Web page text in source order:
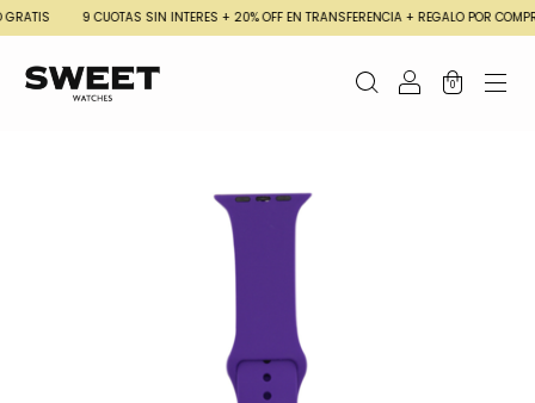
9 CUOTAS SIN INTERES + 20% OFF EN TRANSFERENCIA + REGALO POR
0